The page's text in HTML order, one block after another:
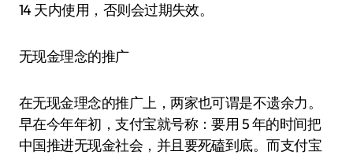
14 天内使用，否则会过期失效。
无现金理念的推广
在无现金理念的推广上，两家也可谓是不遗余力。
早在今年年初，支付宝就号称：要用 5 年的时间把
中国推进无现金社会，并且要死磕到底。而支付宝